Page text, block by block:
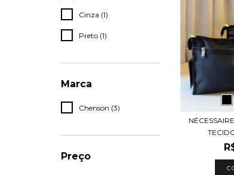
Cinza (1)
Preto (1)
Marca
Chenson (3)
Preço